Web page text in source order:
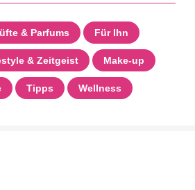
& Parfums Für Ihn
& Zeitgeist Make-up
Tipps Wellness